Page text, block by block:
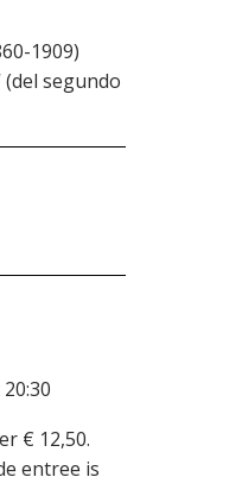
1909)
(del segundo
€ 12,50.
entree is